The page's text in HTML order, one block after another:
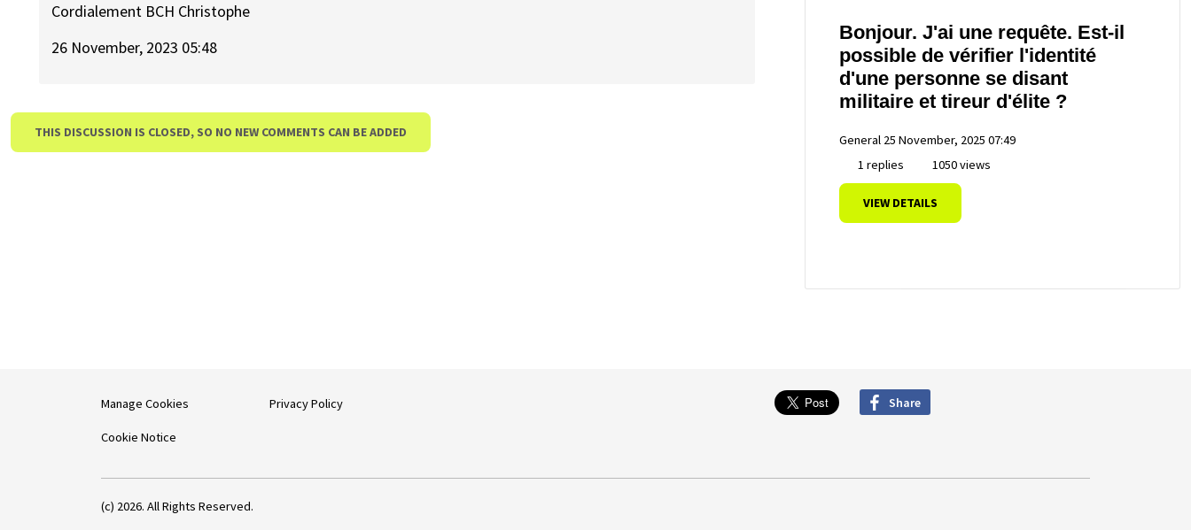
Cordialement BCH Christophe
26 November, 2023 05:48
THIS DISCUSSION IS CLOSED, SO NO NEW COMMENTS CAN BE ADDED
Bonjour. J'ai une requête. Est-il
possible de vérifier l'identité
d'une personne se disant
militaire et tireur d'élite ?
General 25 November, 2025 07:49
1 replies
1050 views
VIEW DETAILS
Manage Cookies
Cookie Notice
Privacy Policy Share
(c) 2026. All Rights Reserved.